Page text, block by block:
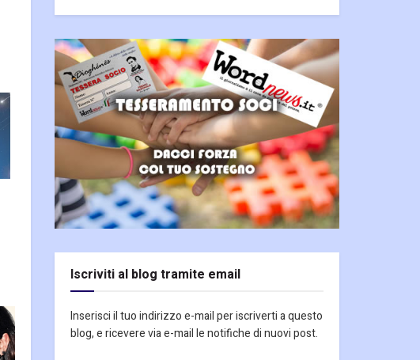
Iscriviti al blog tramite email
Inserisci il tuo indirizzo e-mail per iscriverti a questo
blog, e ricevere via e-mail le notifiche di nuovi post.